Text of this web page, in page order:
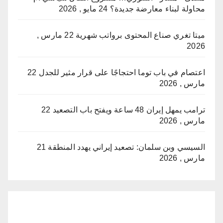
محاولة لبناء معارضة جديدة؟ 24 مايو , 2026
ميتا تغري صناع المحتوى برواتب شهرية
22 مارس ,
2026
اعتصام في باب توما احتجاجًا على قرار مثير للجدل 22
مارس , 2026
ترامب يمهل إيران 48 ساعة ويفتح باب التصعيد
22
مارس , 2026
السيسي وبن سلمان: تصعيد إيراني يهدد المنطقة 21
مارس , 2026